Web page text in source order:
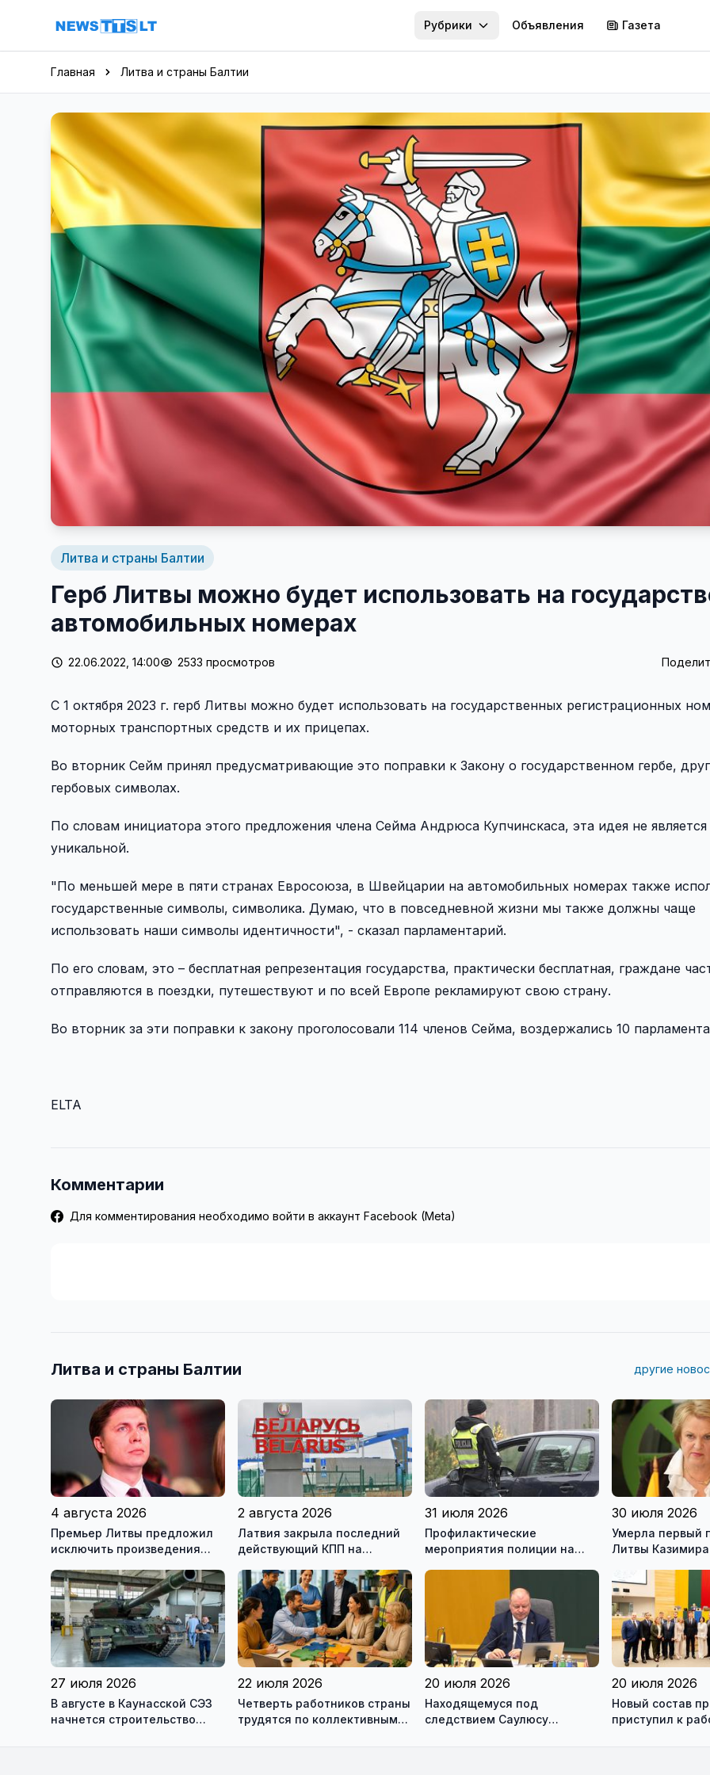
Перейти к содержимому
Рубрики Объявления Газета
Главная Литва и страны Балтии
Литва и страны Балтии
Герб Литвы можно будет использовать на
автомобильных номерах
22.06.2022, 14:00 2533 просмотров
С 1 октября 2023 г. герб Литвы можно будет использовать на государственных регистрационных
моторных транспортных средств и их прицепах.
Во вторник Сейм принял предусматривающие это поправки к Закону о государственном гербе,
гербовых символах.
По словам инициатора этого предложения члена Сейма Андрюса Купчинскаса, эта идея не является
уникальной.
"По меньшей мере в пяти странах Евросоюза, в Швейцарии на автомобильных номерах также
государственные символы, символика. Думаю, что в повседневной жизни мы также должны чаще
использовать наши символы идентичности", - сказал парламентарий.
По его словам, это – бесплатная репрезентация государства, практически бесплатная, граждане
отправляются в поездки, путешествуют и по всей Европе рекламируют свою страну.
Во вторник за эти поправки к закону проголосовали 114 членов Сейма, воздержались 10
ELTA
Комментарии
Для комментирования необходимо войти в аккаунт Facebook (Meta)
Литва и страны Балтии другие
4 августа 2026
Премьер Литвы предложил
исключить произведения
рекомендуемой литературы
2 августа 2026
Латвия закрыла последний
действующий КПП на
31 июля 2026
Профилактические
мероприятия полиции на
30 июля 2026
Умерла первый
Литвы
27 июля 2026
В августе в Каунасской СЭЗ
начнется строительство
22 июля 2026
Четверть работников страны
трудятся по коллективным
20 июля 2026
Находящемуся под
следствием Саулюсу
20 июля 2026
Новый состав
приступил к